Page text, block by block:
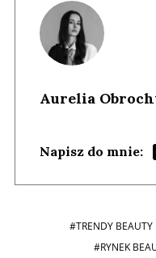
Aurelia
Napisz do mnie:
#TRENDY BEAUTY
#RYNEK